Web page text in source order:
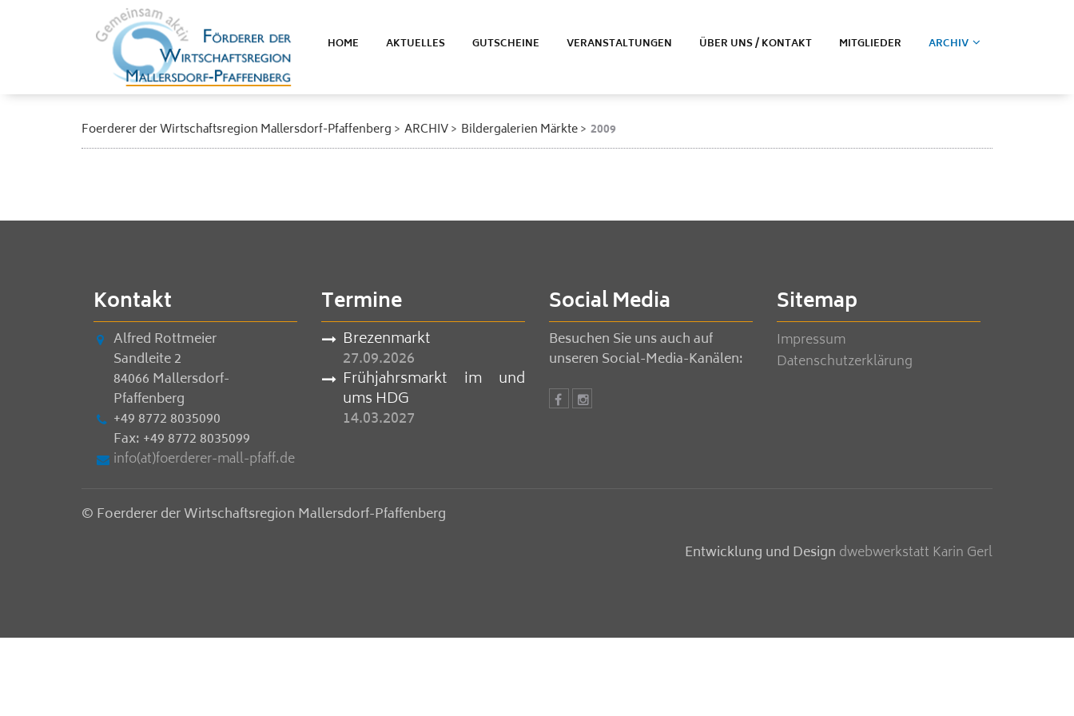
HOME AKTUELLES GUTSCHEINE VERANSTALTUNGEN ÜBER UNS / KONTAKT MITGLIEDER ARCHIV
Foerderer der Wirtschaftsregion Mallersdorf-Pfaffenberg ARCHIV Bildergalerien Märkte 2009
Kontakt
Alfred Rottmeier
Sandleite 2
84066 Mallersdorf-
Pfaffenberg
+49 8772 8035090
Fax: +49 8772 8035099
info(at)foerderer-mall-pfaff.de
Termine
Brezenmarkt
27.09.2026
Frühjahrsmarkt im und
ums HDG
14.03.2027
Social Media
Besuchen Sie uns auch auf
unseren Social-Media-Kanälen:
Sitemap
Impressum
Datenschutzerklärung
© Foerderer der Wirtschaftsregion Mallersdorf-Pfaffenberg
Entwicklung und Design dwebwerkstatt Karin Gerl